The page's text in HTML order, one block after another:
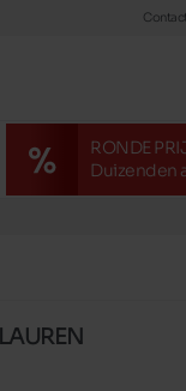
Contact
RONDE
Duizenden